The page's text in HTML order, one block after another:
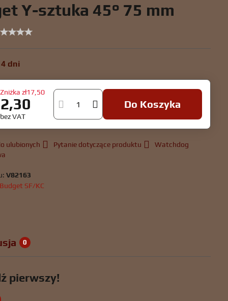
Y-sztuka 45° 75 mm
dni
Zniżka zł17,50
bez VAT
Do Koszyka
ulubionych Pytanie dotyczące produktu
Watchdog
V82163
Budget SF/KC
0
pierwszy!